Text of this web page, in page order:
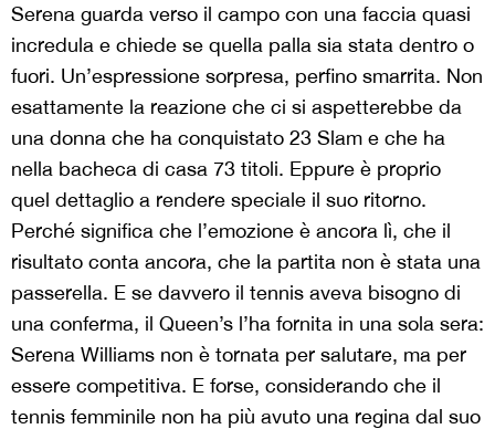
Serena guarda verso il campo con una faccia quasi
incredula e chiede se quella palla sia stata dentro o
fuori. Un’espressione sorpresa, perfino smarrita. Non
esattamente la reazione che ci si aspetterebbe da
una donna che ha conquistato 23 Slam e che ha
nella bacheca di casa 73 titoli. Eppure è proprio
quel dettaglio a rendere speciale il suo ritorno.
Perché significa che l’emozione è ancora lì, che il
risultato conta ancora, che la partita non è stata una
passerella. E se davvero il tennis aveva bisogno di
una conferma, il Queen’s l’ha fornita in una sola sera:
Serena Williams non è tornata per salutare, ma per
essere competitiva. E forse, considerando che il
tennis femminile non ha più avuto una regina dal suo